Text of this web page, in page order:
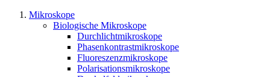
Mikroskope
Biologische Mikroskope
Durchlichtmikroskope
Phasenkontrastmikroskope
Fluoreszenzmikroskope
Polarisationsmikroskope